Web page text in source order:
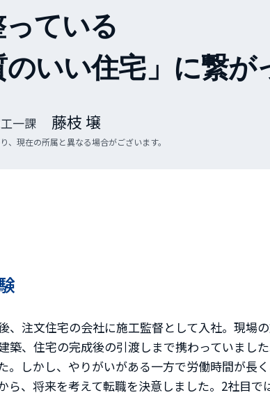
ている
いい住宅」に繋が
一課 藤枝 壌
現在の所属と異なる場合がございます。
、注文住宅の会社に施工監督として入社。現場
築、住宅の完成後の引渡しまで携わっていまし
。しかし、やりがいがある一方で労働時間が長
ら、将来を考えて転職を決意しました。2社目